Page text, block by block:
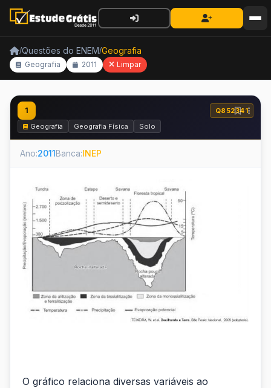
/Questões do ENEM/Geografia
Geografia 2011 Limpar
1
Q852341
Geografia
Geografia Física Solo
Ano:2011Banca:INEP
O gráfico relaciona diversas variáveis ao